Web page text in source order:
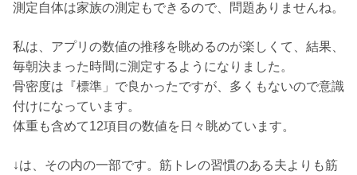
測定自体は家族の測定もできるので、問題ありませんね。
私は、アプリの数値の推移を眺めるのが楽しくて、結果、
毎朝決まった時間に測定するようになりました。
骨密度は『標準」で良かったですが、多くもないので意識
付けになっています。
体重も含めて12項目の数値を日々眺めています。
↓は、その内の一部です。筋トレの習慣のある夫よりも筋